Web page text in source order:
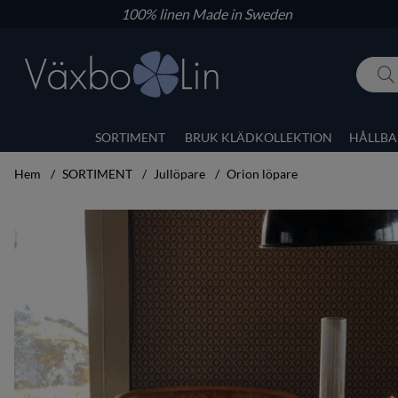
100% linenMade in Sweden
SORTIMENT BRUK KLÄDKOLLEKTION
Hem SORTIMENT Jullöpare Orion löpare
Produktbilder Orion löpare